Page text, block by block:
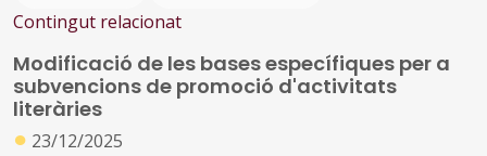
Contingut relacionat
Modificació de les bases específiques per a
subvencions de promoció d'activitats
literàries
● 23/12/2025